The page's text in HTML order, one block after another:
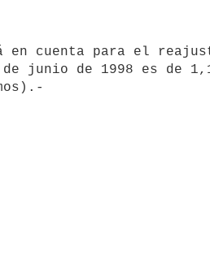
en cuenta para el
junio de 1998 es de